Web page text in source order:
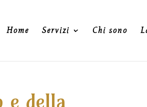
Home Servizi Chi sono
e della